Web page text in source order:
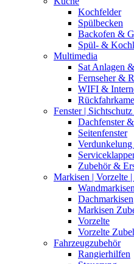
Kochfelder
Spülbecken
Backofen &
Spül- &
Multimedia
Sat Anlagen
Fernseher &
WIFI &
Fenster |
Dachfenster
Seitenfenster
Zubehör &
Markisen | Vorzelte
Wandmarkisen
Dachmarkisen
Markisen
Vorzelte
Vorzelte
Fahrzeugzubehör
Rangierhilfen